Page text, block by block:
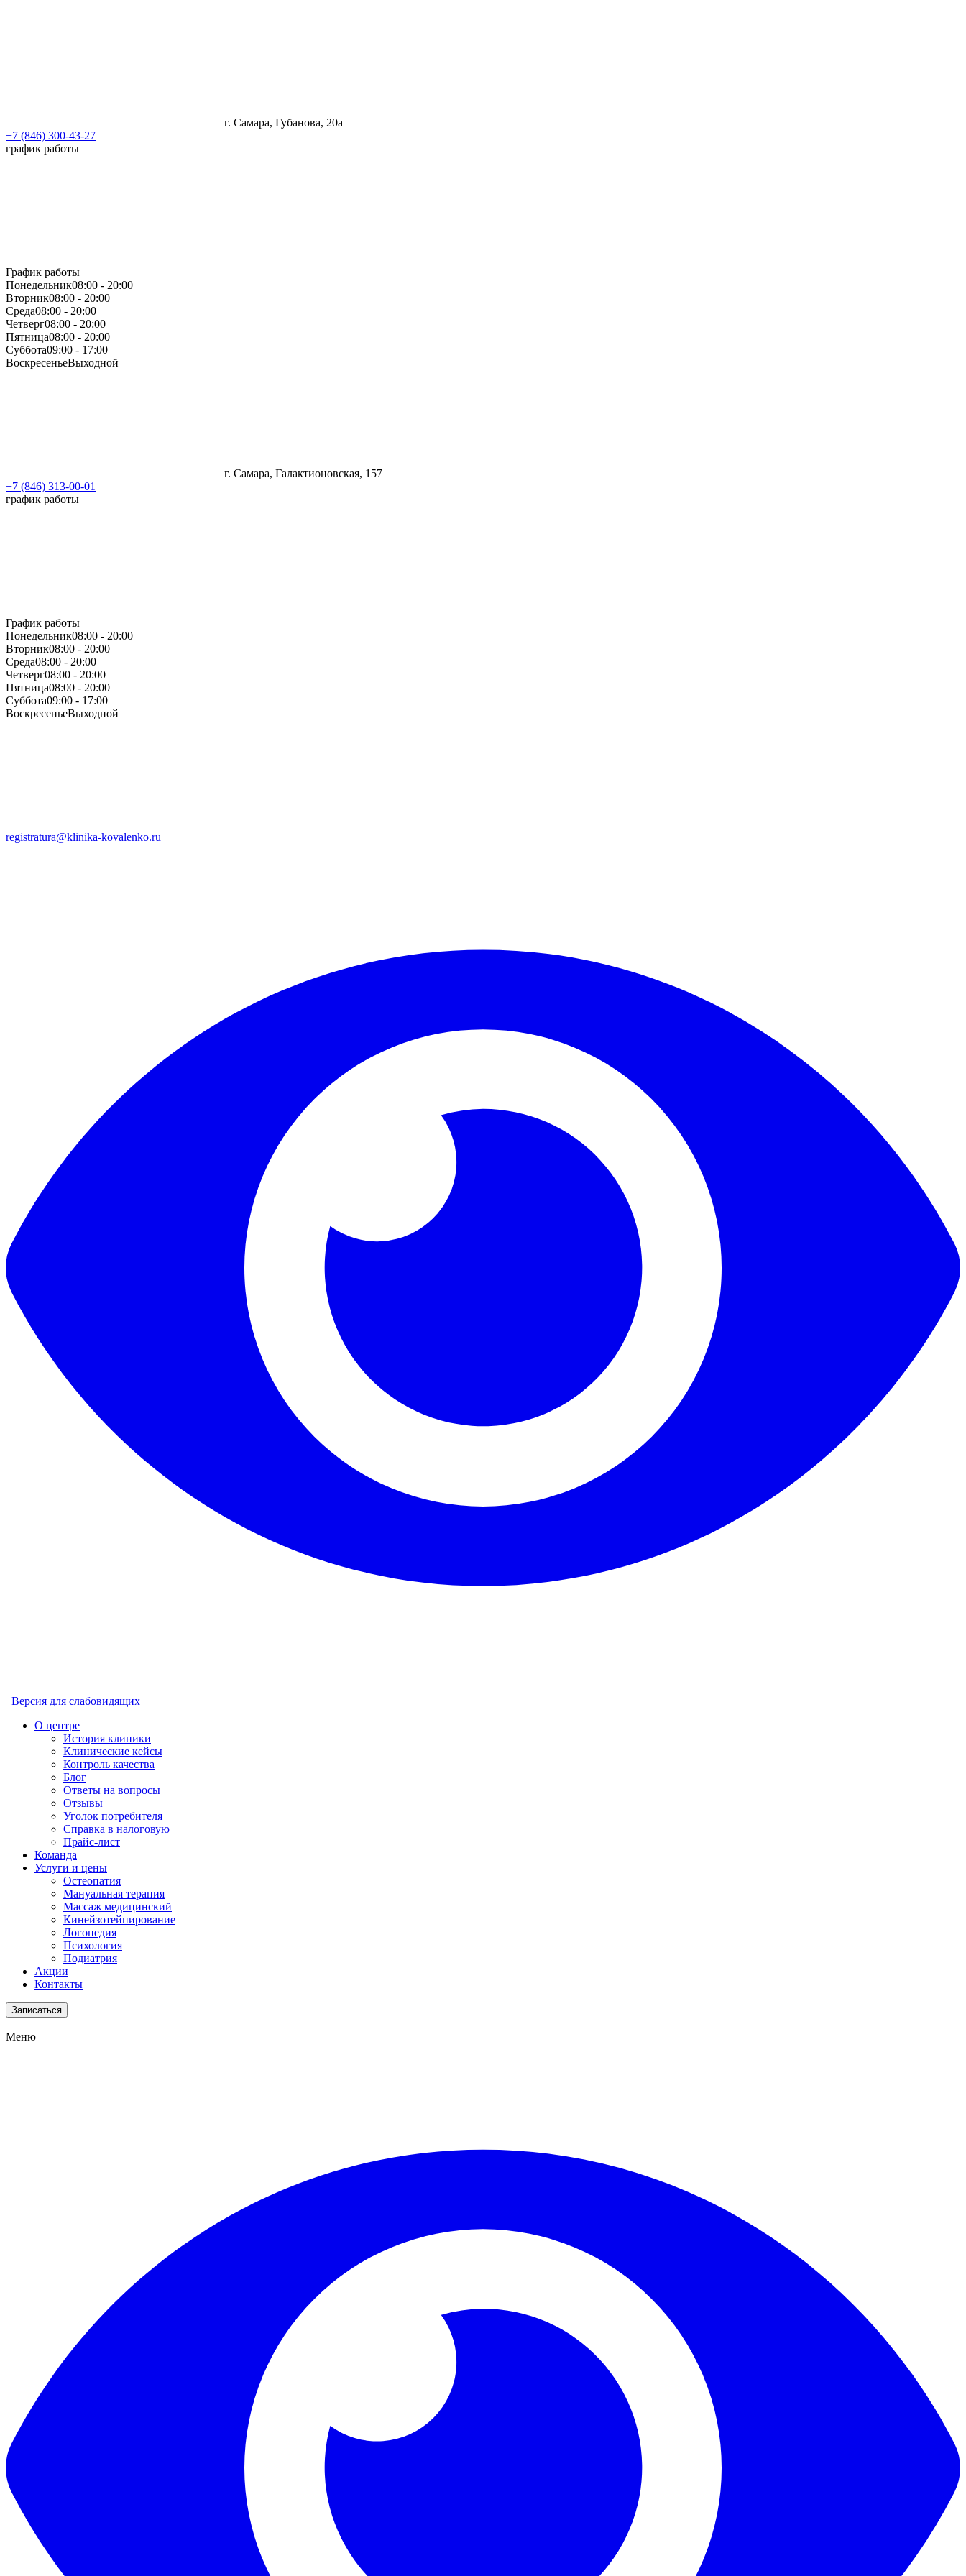
г. Самара, Губанова, 20а
+7 (846) 300-43-27
график работы
График работы
Понедельник08:00 - 20:00
Вторник08:00 - 20:00
Среда08:00 - 20:00
Четверг08:00 - 20:00
Пятница08:00 - 20:00
Суббота09:00 - 17:00
ВоскресеньеВыходной
г. Самара, Галактионовская, 157
+7 (846) 313-00-01
график работы
График работы
Понедельник08:00 - 20:00
Вторник08:00 - 20:00
Среда08:00 - 20:00
Четверг08:00 - 20:00
Пятница08:00 - 20:00
Суббота09:00 - 17:00
ВоскресеньеВыходной
registratura@klinika-kovalenko.ru
Версия для слабовидящих
О центре
История клиники
Клинические кейсы
Контроль качества
Блог
Ответы на вопросы
Отзывы
Уголок потребителя
Справка в налоговую
Прайс-лист
Команда
Услуги и цены
Остеопатия
Мануальная терапия
Массаж медицинский
Кинейзотейпирование
Логопедия
Психология
Подиатрия
Акции
Контакты
Записаться
Меню